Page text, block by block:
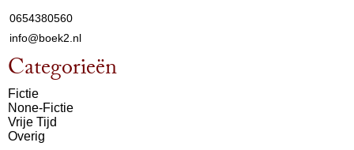
0654380560
info@boek2.nl
Categorieën
Fictie
None-Fictie
Vrije Tijd
Overig